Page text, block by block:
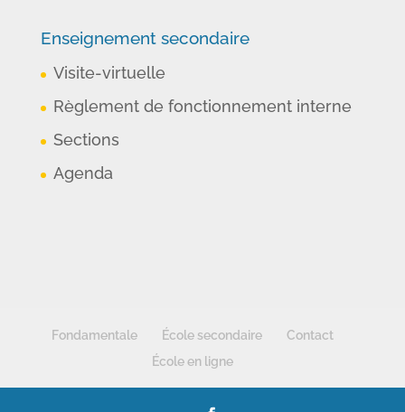
Enseignement secondaire
Visite-virtuelle
Règlement de fonctionnement interne
Sections
Agenda
Fondamentale École secondaire
Contact
École en ligne